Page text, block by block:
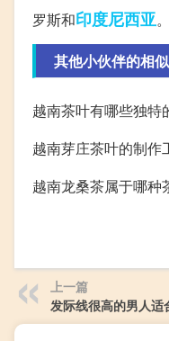
罗斯和印度尼西亚
其他小伙伴的相
越南茶叶有哪些独特
越南芽庄茶叶的制作
越南龙桑茶属于哪种
上一篇
发际线很高的男人适